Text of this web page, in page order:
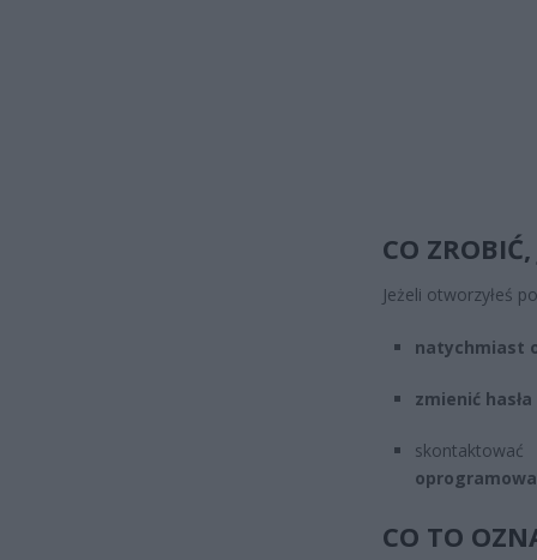
CO
Jeżeli otworzyłeś
natychmiast
zmienić hasła
CO TO